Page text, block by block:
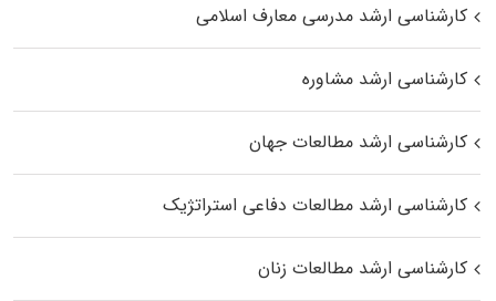
کارشناسی ارشد مدرسی معارف اسلامی
کارشناسی ارشد مشاوره
کارشناسی ارشد مطالعات جهان
کارشناسی ارشد مطالعات دفاعی استراتژیک
کارشناسی ارشد مطالعات زنان